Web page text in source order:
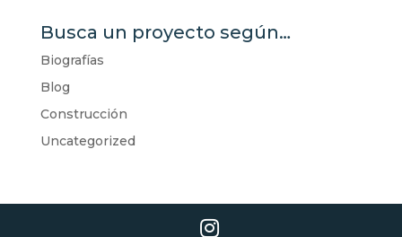
Busca un proyecto según…
Biografías
Blog
Construcción
Uncategorized